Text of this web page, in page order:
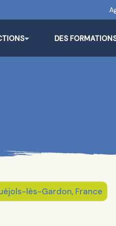
DES
lès-Gardon, France